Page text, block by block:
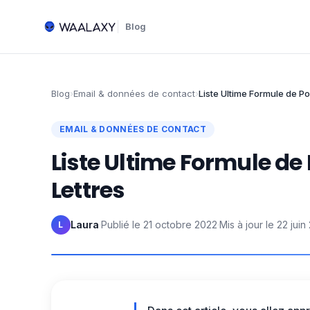
Blog
Blog›Email & données de contact›Liste Ultime Formule de
EMAIL & DONNÉES DE CONTACT
Liste Ultime Formule
Lettres
L Laura·Publié le 21 octobre 2022·Mis à jour le 22 juin